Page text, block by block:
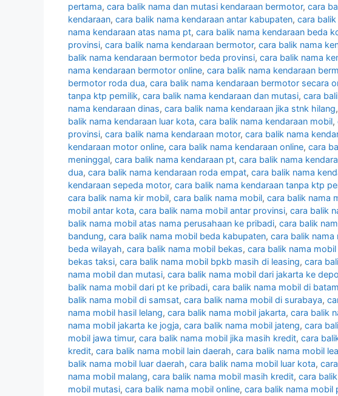
pertama, cara balik nama dan mutasi kendaraan bermotor, cara
kendaraan, cara balik nama kendaraan antar kabupaten, cara
nama kendaraan atas nama pt, cara balik nama kendaraan beda
provinsi, cara balik nama kendaraan bermotor, cara balik nama
balik nama kendaraan bermotor beda provinsi, cara balik nama
nama kendaraan bermotor online, cara balik nama kendaraan
bermotor roda dua, cara balik nama kendaraan bermotor secara
tanpa ktp pemilik, cara balik nama kendaraan dan mutasi, cara
nama kendaraan dinas, cara balik nama kendaraan jika stnk hilang,
balik nama kendaraan luar kota, cara balik nama kendaraan mobil,
provinsi, cara balik nama kendaraan motor, cara balik nama
kendaraan motor online, cara balik nama kendaraan online, cara
meninggal, cara balik nama kendaraan pt, cara balik nama
dua, cara balik nama kendaraan roda empat, cara balik nama
kendaraan sepeda motor, cara balik nama kendaraan tanpa ktp
cara balik nama kir mobil, cara balik nama mobil, cara balik nama
mobil antar kota, cara balik nama mobil antar provinsi, cara balik
balik nama mobil atas nama perusahaan ke pribadi, cara balik
bandung, cara balik nama mobil beda kabupaten, cara balik
beda wilayah, cara balik nama mobil bekas, cara balik nama
bekas taksi, cara balik nama mobil bpkb masih di leasing, cara
nama mobil dan mutasi, cara balik nama mobil dari jakarta ke
balik nama mobil dari pt ke pribadi, cara balik nama mobil di batam
balik nama mobil di samsat, cara balik nama mobil di surabaya,
nama mobil hasil lelang, cara balik nama mobil jakarta, cara balik
nama mobil jakarta ke jogja, cara balik nama mobil jateng, cara
mobil jawa timur, cara balik nama mobil jika masih kredit, cara
kredit, cara balik nama mobil lain daerah, cara balik nama mobil
balik nama mobil luar daerah, cara balik nama mobil luar kota,
nama mobil malang, cara balik nama mobil masih kredit, cara
mobil mutasi, cara balik nama mobil online, cara balik nama mobil